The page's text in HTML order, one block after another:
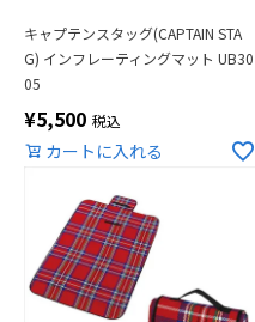
キャプテンスタッグ(CAPTAIN STA
G) インフレーティングマット UB30
05
¥5,500 税込
カートに入れる